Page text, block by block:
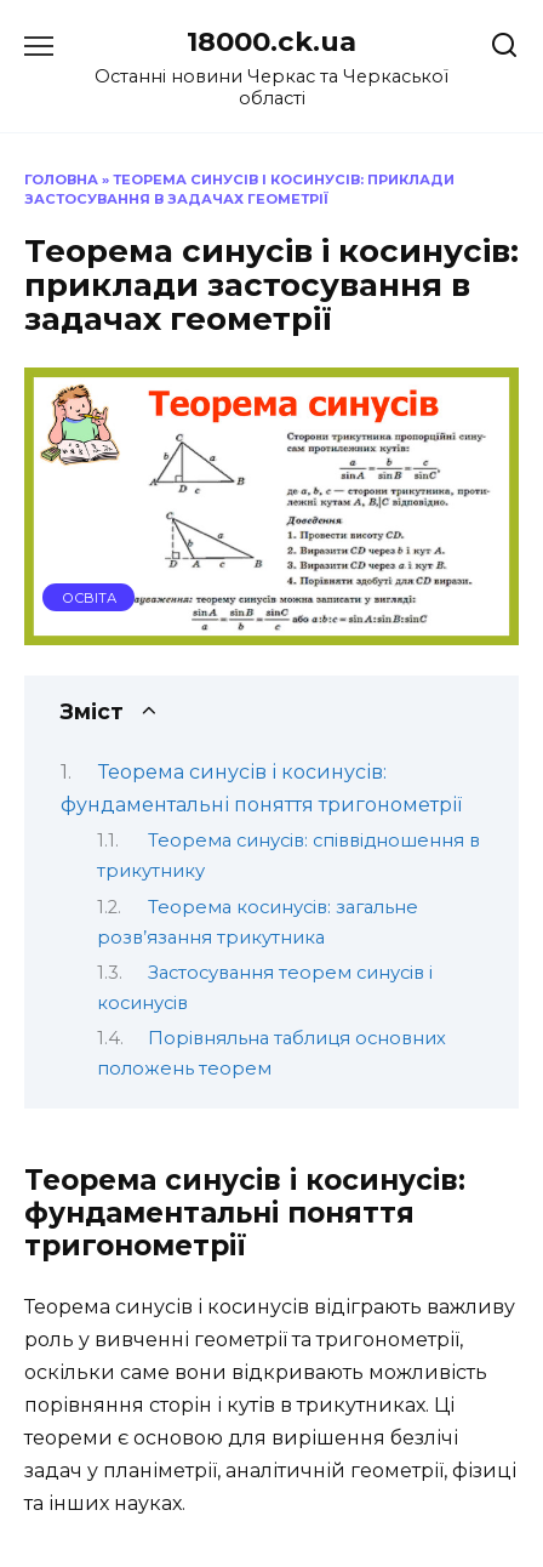
до
18000.ck.ua
Останні новини Черкас та Черкаської
області
ГОЛОВНА » ТЕОРЕМА СИНУСІВ І КОСИНУСІВ: ПРИКЛАДИ
ЗАСТОСУВАННЯ В ЗАДАЧАХ ГЕОМЕТРІЇ
Теорема синусів і косинусів:
приклади застосування в
задачах геометрії
ОСВІТА
Зміст
Теорема синусів і косинусів:
фундаментальні поняття тригонометрії
Теорема синусів: співвідношення в
трикутнику
Теорема косинусів: загальне
розв’язання трикутника
Застосування теорем синусів і
косинусів
Порівняльна таблиця основних
положень теорем
Теорема синусів і косинусів:
фундаментальні поняття
тригонометрії
Теорема синусів і косинусів відіграють важливу
роль у вивченні геометрії та тригонометрії,
оскільки саме вони відкривають можливість
порівняння сторін і кутів в трикутниках. Ці
теореми є основою для вирішення безлічі
задач у планіметрії, аналітичній геометрії, фізиці
та інших науках.